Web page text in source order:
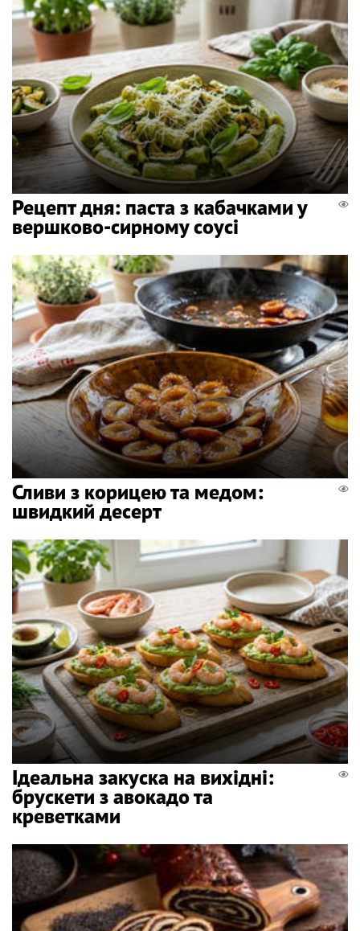
Рецепт дня: паста з кабачками у
вершково-сирному соусі
Сливи з корицею та медом:
швидкий десерт
Ідеальна закуска на вихідні:
брускети з авокадо та
креветками